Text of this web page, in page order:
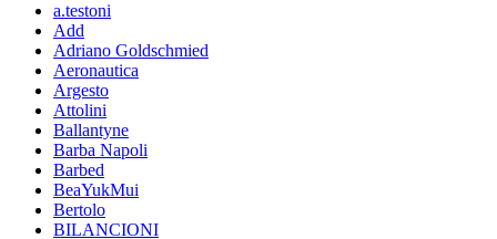
a.testoni
Add
Adriano Goldschmied
Aeronautica
Argesto
Attolini
Ballantyne
Barba Napoli
Barbed
BeaYukMui
Bertolo
BILANCIONI